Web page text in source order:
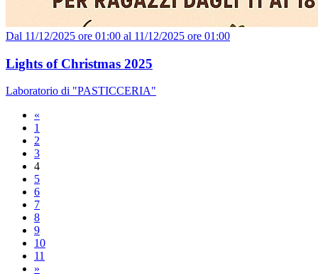
Dal 11/12/2025 ore 01:00 al 11/12/2025 ore 01:00
Lights of Christmas 2025
Laboratorio di "PASTICCERIA"
«
1
2
3
4
5
6
7
8
9
10
11
»